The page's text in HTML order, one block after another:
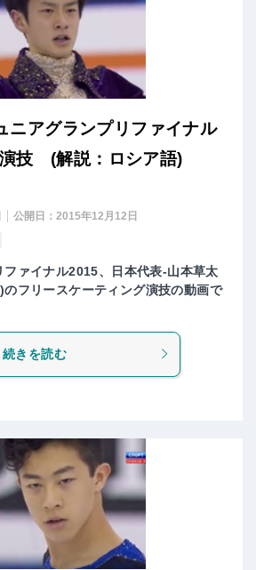
アグランプリファイナル
技 (解説：ロシア語)
公開日： 2015年12月12日
ファイナル2015、日本代表-山本草太
フリースケーティング演技の動画で
続きを読む